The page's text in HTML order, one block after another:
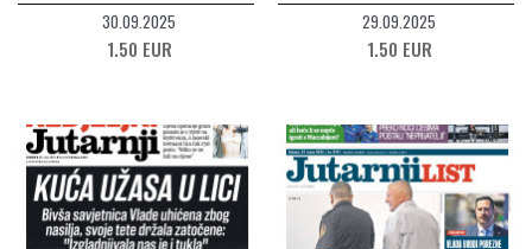
30.09.2025
1.50 EUR
29.09.2025
1.50 EUR